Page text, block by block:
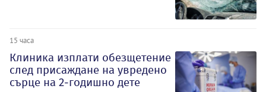
15 часа
Клиника изплати обезщетение
след присаждане на увредено
сърце на 2-годишно дете